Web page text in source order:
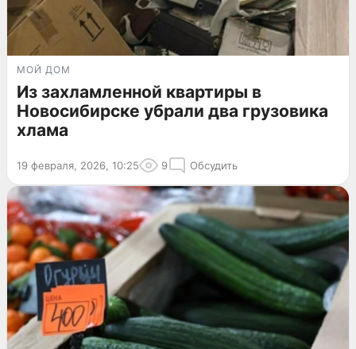
МОЙ ДОМ
Из захламленной квартиры в
Новосибирске убрали два грузовика
хлама
19 февраля, 2026, 10:25 9 Обсудить